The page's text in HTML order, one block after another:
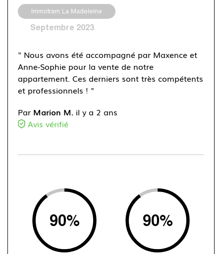
Immotram La Madeleine
Septembre 2023
" Nous avons été accompagné par Maxence et
Anne-Sophie pour la vente de notre
appartement. Ces derniers sont très compétents
et professionnels ! "
Par Marion M. il y a 2 ans
Avis vérifié
90% 90%